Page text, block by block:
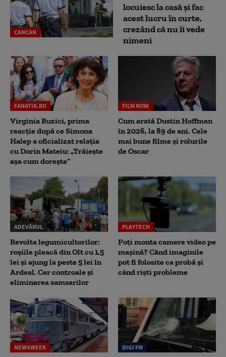
CANCAN
locuiesc la casă și fac
acest lucru în curte,
crezând că nu îi vede
nimeni
FANATIK.RO
Virginia Ruzici, prima
reacție după ce Simona
Halep a oficializat relația
cu Dorin Mateiu: „Trăiește
așa cum dorește”
FILM NOW
Cum arată Dustin Hoffman
în 2026, la 89 de ani. Cele
mai bune filme și rolurile
de Oscar
ADEVĂRUL
Revolta legumicultorilor:
roșiile pleacă din Olt cu 1,5
lei și ajung la peste 5 lei în
Ardeal. Cer controale și
eliminarea samsarilor
PLAYTECH
Poți monta camere video pe
mașină? Când imaginile
pot fi folosite ca probă și
când riști probleme
NEWSWEEK DIGI FM